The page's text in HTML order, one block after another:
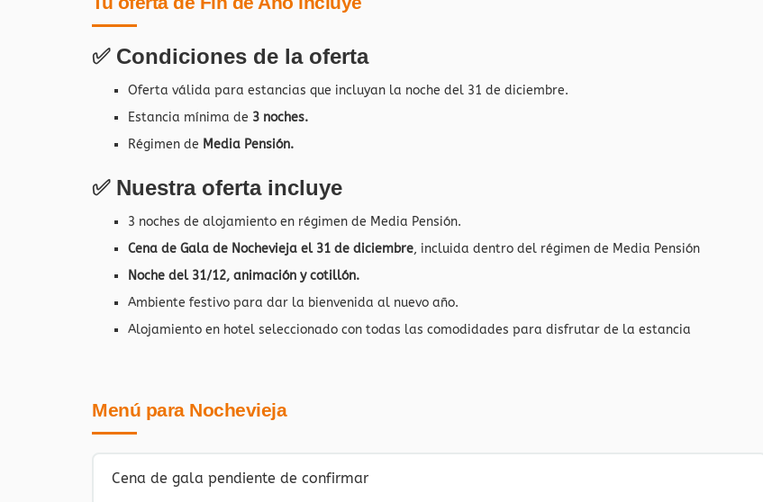
✅ Condiciones de la oferta
Oferta válida para estancias que incluyan la noche del 31 de diciembre.
Estancia mínima de 3 noches.
Régimen de Media Pensión.
✅ Nuestra oferta incluye
3 noches de alojamiento en régimen de Media Pensión.
Cena de Gala de Nochevieja el 31 de diciembre, incluida dentro del régimen de Media Pensión
Noche del 31/12, animación y cotillón.
Ambiente festivo para dar la bienvenida al nuevo año.
Alojamiento en hotel seleccionado con todas las comodidades para disfrutar de la estancia
Menú para Nochevieja
Cena de gala pendiente de confirmar